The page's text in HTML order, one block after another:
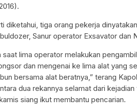
diketahui, tiga orang pekerja
Sanur operator Exsavator dan
saat lima operator melakukan
dan mengenai ke lima alat yang
bersama alat beratnya,” terang
dua rekannya selamat dari
siang ikut membantu pencarian.